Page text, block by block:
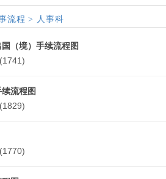
流程 > 人事科
（境）手续流程图
(1741)
流程图
(1829)
(1770)